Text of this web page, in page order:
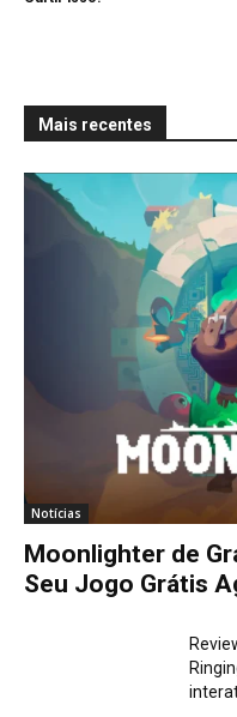
Mais recentes
Notícias
Moonlighter de
Seu Jogo Grátis